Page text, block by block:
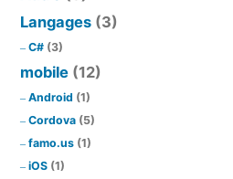
Langages (3)
C# (3)
mobile (12)
Android (1)
Cordova (5)
famo.us (1)
iOS (1)